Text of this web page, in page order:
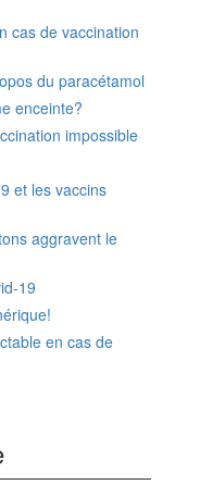
cas de vaccination
du paracétamol
enceinte?
impossible
et les vaccins
aggravent le
19
en cas de